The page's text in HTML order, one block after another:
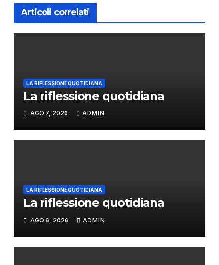
Articoli correlati
LA RIFLESSIONE QUOTIDIANA
La riflessione quotidiana
AGO 7, 2026 ADMIN
LA RIFLESSIONE QUOTIDIANA
La riflessione quotidiana
AGO 6, 2026 ADMIN